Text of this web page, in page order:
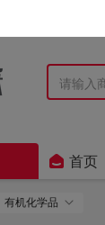
 首页
有机化学品